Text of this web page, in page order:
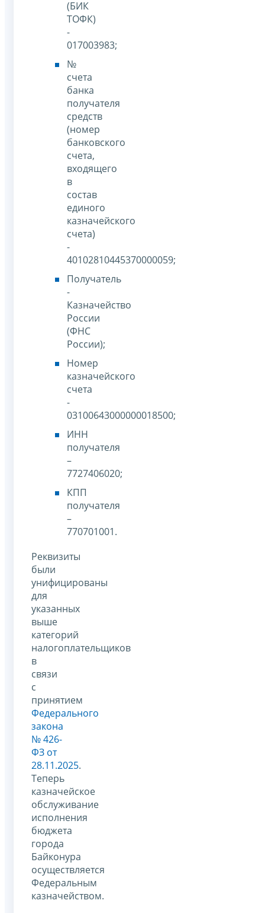
(БИК
ТОФК)
-
017003983;
№
счета
банка
получателя
средств
(номер
банковского
счета,
входящего
в
состав
единого
казначейского
счета)
-
40102810445370000059;
Получатель
-
Казначейство
России
(ФНС
России);
Номер
казначейского
счета
-
03100643000000018500;
ИНН
получателя
–
7727406020;
КПП
получателя
–
770701001.
Реквизиты
были
унифицированы
для
указанных
выше
категорий
налогоплательщиков
в
связи
с
принятием
Федерального
закона
№ 426-
ФЗ от
28.11.2025.
Теперь
казначейское
обслуживание
исполнения
бюджета
города
Байконура
осуществляется
Федеральным
казначейством.